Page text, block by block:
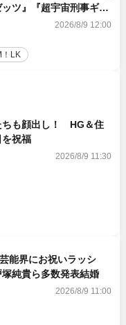
ツ』『超宇宙刑事ギャ
』オフショット到着
2026/8/9 12:00
！LK
ちも顔出し！ HG＆住
祝福
2026/8/9 11:30
能界にお祝いラッシ
純貴ら多数発表結婚
2026/8/9 11:00